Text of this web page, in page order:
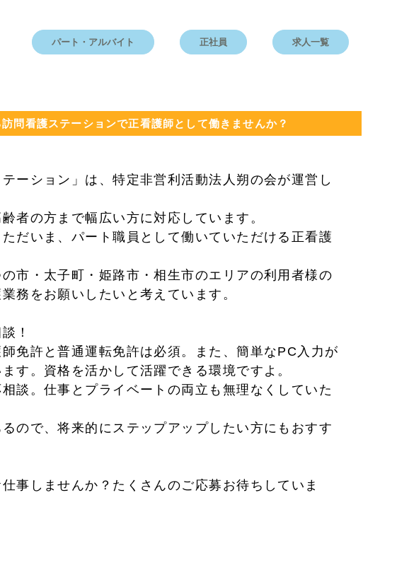
パート・アルバイト 正社員 求人一覧
問看護ステーションで正看護師として働きませんか？
テーション」は、特定非営利活動法人朔の会が運営し
者の方まで幅広い方に対応しています。
だいま、パート職員として働いていただける正看護
市・太子町・姫路市・相生市のエリアの利用者様の
務をお願いしたいと考えています。
！
師免許と普通運転免許は必須。また、簡単なPC入力が
す。資格を活かして活躍できる環境ですよ。
談。仕事とプライベートの両立も無理なくしていた
ので、将来的にステップアップしたい方にもおすす
事しませんか？たくさんのご応募お待ちしていま